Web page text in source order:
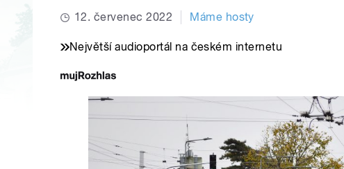
12. červenec 2022 Máme hosty
Největší audioportál na českém internetu